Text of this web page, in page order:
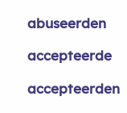
abuseerden
accepteerde
accepteerden